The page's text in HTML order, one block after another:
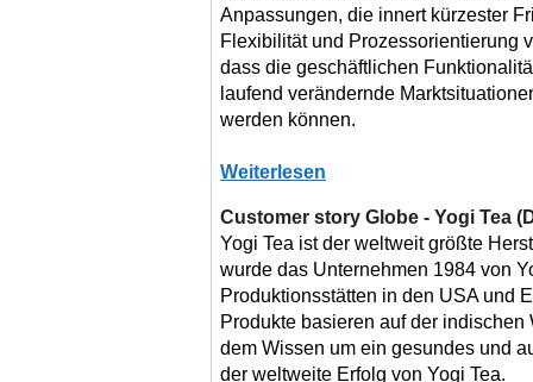
Anpassungen, die innert kürzester
Flexibilität und Prozessorientierung
dass die geschäftlichen
laufend verändernde
werden können.
Weiterlesen
Customer story Globe - Yogi Tea
Yogi Tea ist der weltweit größte
wurde das Unternehmen 1984 von
Produktionsstätten in den USA und
Produkte basieren auf der
dem Wissen um ein gesundes und
der weltweite Erfolg von Yogi Tea.